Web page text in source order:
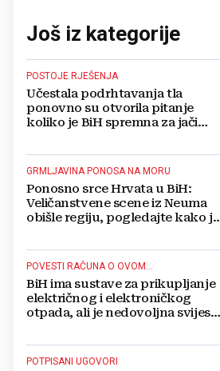
Još iz kategorije
POSTOJE RJEŠENJA
Učestala podrhtavanja tla
ponovno su otvorila pitanje
koliko je BiH spremna za jači
GRMLJAVINA PONOSA NA MORU
Ponosno srce Hrvata u BiH:
Veličanstvene scene iz Neuma
obišle regiju, pogledajte kako je
POVESTI RAČUNA O OVOM...
BiH ima sustave za prikupljanje
električnog i elektroničkog
otpada, ali je nedovoljna svijest
POTPISANI UGOVORI